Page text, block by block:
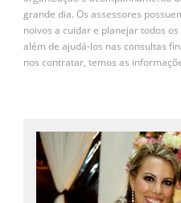
grande dia. Os assessores
noivos a cuidar e planejar todos
além de ajudá-los nas consultas
nos contratar, temos as